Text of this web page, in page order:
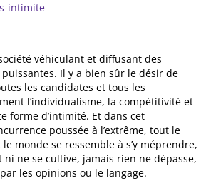
intimite
véhiculant et diffusant des
Il y a bien sûr le désir de
les candidates et tous les
l’individualisme, la compétitivité et
forme d’intimité. Et dans cet
poussée à l’extrême, tout le
monde se ressemble à s’y méprendre,
ne se cultive, jamais rien ne dépasse,
les opinions ou le langage.